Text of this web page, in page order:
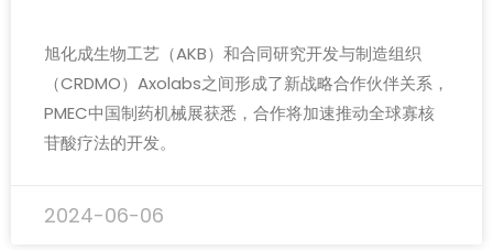
旭化成生物工艺（AKB）和合同研究开发与制造组织
（CRDMO）Axolabs之间形成了新战略合作伙伴关系，
PMEC中国制药机械展获悉，合作将加速推动全球寡核
苷酸疗法的开发。
2024-06-06